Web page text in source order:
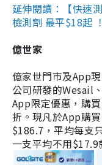
延伸閱讀：【快速
檢測劑 最平$18起
億世家
億家世門市及App
公司研發的Wesail
App限定優惠，購
折。現凡於App購
$186.7，平均每支
一支平均不用$17.9